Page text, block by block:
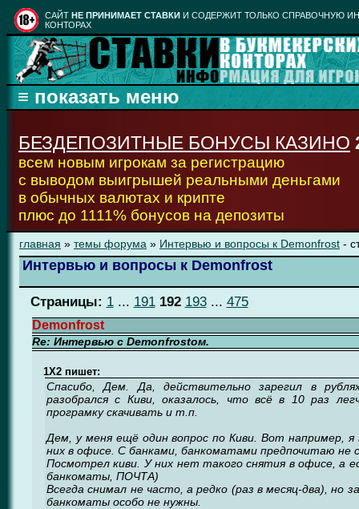
CАЙТ НЕ ПРИНИМАЕТ СТАВКИ И СОДЕРЖИТ ТОЛЬКО СПРАВОЧНУЮ
КОНТОРАХ
БЕЗДЕПОЗИТНЫЕ БОНУСЫ КАЗИНО
всем новым игрокам за регистрацию
с выводом выигрышей реальными деньгами
в обычных валютах и крипте
плюс до 1111% бонусов на депозиты
главная » темы форума » Интервью и вопросы к Demonfrost -
Интервью и вопросы к Demonfrost
Страницы: 1... 191 192 193... 475
Demonfrost
Re: Интервью с Demonfrostом.
1X2 пишет:
Спасибо, Дем. Да, действительно зарегил в
разобрался с Киви, оказалось, что всё в 10 раз
програмку скачивать и т.п.
Дем, у меня ещё один вопрос по Киви. Вот например, я
них в офисе. С банками, банкоматами предпочитаю не
Посмотрел киви. У них нет такого снятия в офисе, а
банкоматы, ПОЧТА)
Всегда снимал не часто, а редко (раз в месяц-два), но
банкоматы особо не нужны.